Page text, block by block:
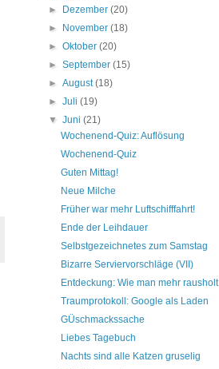
►
Dezember(20)
►
November(18)
►Oktober(20)
►September(15)
►August(18)
►Juli(19)
▼Juni(21)
Wochenend-Quiz: Auflösung
Wochenend-Quiz
Guten Mittag!
Neue Milche
Früher war mehr Luftschifffahrt!
Ende der Leihdauer
Selbstgezeichnetes zum Samstag
Bizarre Serviervorschläge (VII)
Entdeckung: Wie man mehr rausholt
Traumprotokoll: Google als Laden
GÜschmackssache
Liebes Tagebuch
Nachts sind alle Katzen gruselig